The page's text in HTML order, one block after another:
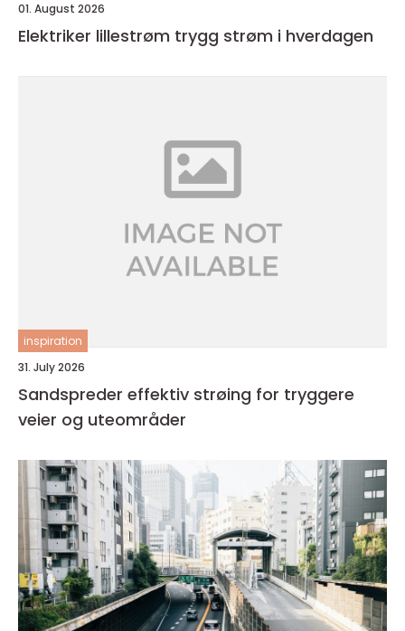
01. August 2026
Elektriker lillestrøm trygg strøm i hverdagen
inspiration
31. July 2026
Sandspreder effektiv strøing for tryggere
veier og uteområder